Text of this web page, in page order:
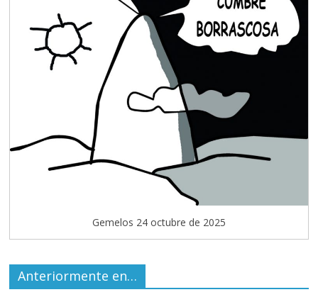
Gemelos 24 octubre de 2025
Anteriormente en…